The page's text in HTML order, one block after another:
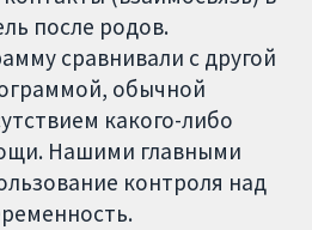
после родов.
сравнивали с другой
обычной
какого-либо
Нашими главными
контроля над